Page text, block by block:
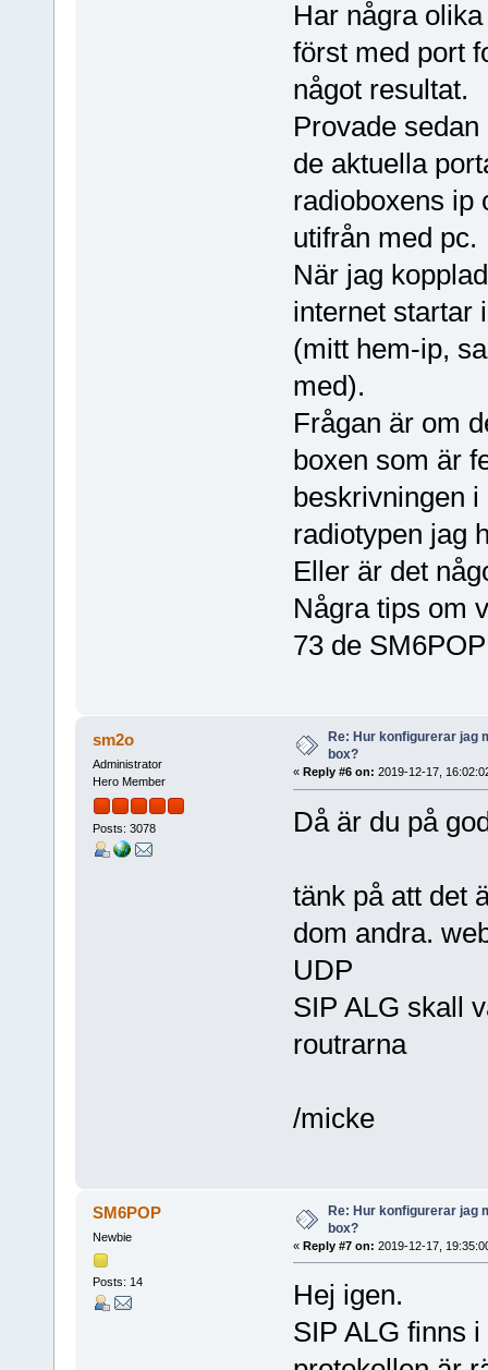
Har några
först med port
något resultat.
Provade
de aktuella
radioboxens ip
utifrån med pc.
När jag
internet startar
(mitt hem-ip,
med).
Frågan är om
boxen som är
beskrivningen
radiotypen jag
Eller är det
Några tips om
73 de
sm2o
Administrator
Hero Member
Posts: 3078
Re: Hur konfigurerar jag
box?
« Reply #6 on: 2019-12-17,
Då är du på
tänk på att det
dom andra.
UDP
SIP ALG skall
routrarna
/micke
SM6POP
Newbie
Posts: 14
Re: Hur konfigurerar jag
box?
« Reply #7 on: 2019-12-17,
Hej igen.
SIP ALG finns